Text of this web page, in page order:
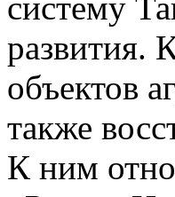
развития.
объектов
также
К ним